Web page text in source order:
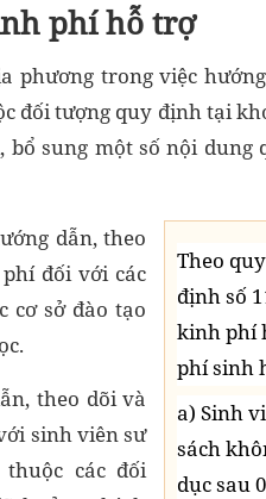
phí hỗ trợ
phương trong việc
đối tượng quy định tại
bổ sung một số nội
Theo
định số
kinh phí
phí sinh
a) Sinh
sách
dục sau
dẫn, theo
đối với các
cơ sở đào tạo
theo dõi và
sinh viên sư
các đối